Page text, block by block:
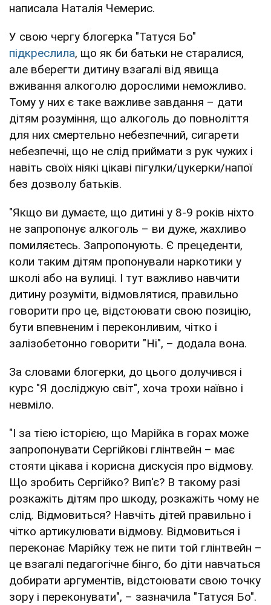
написала Наталія Чемерис.
У свою чергу блогерка "Татуся Бо"
підкреслила, що як би батьки не старалися,
але вберегти дитину взагалі від явища
вживання алкоголю дорослими неможливо.
Тому у них є таке важливе завдання – дати
дітям розуміння, що алкоголь до повноліття
для них смертельно небезпечний, сигарети
небезпечні, що не слід приймати з рук чужих і
навіть своїх ніякі цікаві пігулки/цукерки/напої
без дозволу батьків.
"Якщо ви думаєте, що дитині у 8-9 років ніхто
не запропонує алкоголь – ви дуже, жахливо
помиляєтесь. Запропонують. Є прецеденти,
коли таким дітям пропонували наркотики у
школі або на вулиці. І тут важливо навчити
дитину розуміти, відмовлятися, правильно
говорити про це, відстоювати свою позицію,
бути впевненим і переконливим, чітко і
залізобетонно говорити "Ні", – додала вона.
За словами блогерки, до цього долучився і
курс "Я досліджую світ", хоча трохи наївно і
невміло.
"І за тією історією, що Марійка в горах може
запропонувати Сергійкові глінтвейн – має
стояти цікава і корисна дискусія про відмову.
Що зробить Сергійко? Вип'є? В такому разі
розкажіть дітям про шкоду, розкажіть чому не
слід. Відмовиться? Навчіть дітей правильно і
чітко артикулювати відмову. Відмовиться і
переконає Марійку теж не пити той глінтвейн –
це взагалі педагогічне бінго, бо діти навчаться
добирати аргументів, відстоювати свою точку
зору і переконувати", – зазначила "Татуся Бо".